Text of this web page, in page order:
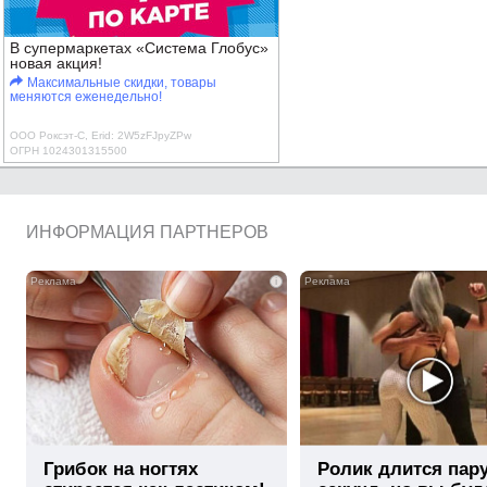
В супермаркетах «Система Глобус»
новая акция!
Максимальные скидки, товары
меняются еженедельно!
ООО Роксэт-С, Erid: 2W5zFJpyZPw
ОГРН 1024301315500
ИНФОРМАЦИЯ ПАРТНЕРОВ
i
Грибок на ногтях
Ролик длится